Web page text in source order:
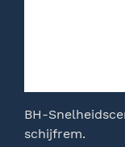
BH-
schijfrem.